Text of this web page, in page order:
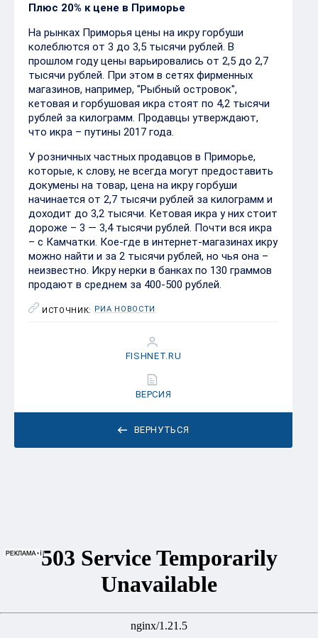
Плюс 20% к цене в Приморье
На рынках Приморья цены на икру горбуши
колеблются от 3 до 3,5 тысячи рублей. В
прошлом году цены варьировались от 2,5 до 2,7
тысячи рублей. При этом в сетях фирменных
магазинов, например, "Рыбный островок",
кетовая и горбушовая икра стоят по 4,2 тысячи
рублей за килограмм. Продавцы утверждают,
что икра – путины 2017 года.
У розничных частных продавцов в Приморье,
которые, к слову, не всегда могут предоставить
докумены на товар, цена на икру горбуши
начинается от 2,7 тысячи рублей за килограмм и
доходит до 3,2 тысячи. Кетовая икра у них стоит
дороже – 3 — 3,4 тысячи рублей. Почти вся икра
– с Камчатки. Кое-где в интернет-магазинах икру
можно найти и за 2 тысячи рублей, но чья она –
неизвестно. Икру нерки в банках по 130 граммов
продают в среднем за 400-500 рублей.
ИСТОЧНИК: РИА НОВОСТИ
ВЕРНУТЬСЯ
FISHNET.RU
ВЕРСИЯ